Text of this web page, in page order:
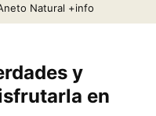
Natural +info
y
en